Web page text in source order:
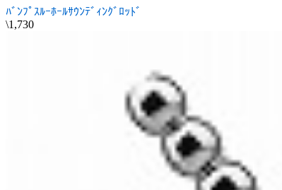
ﾊﾞﾝﾌﾟｽﾙｰﾎｰﾙｻｳﾝﾃﾞｨﾝｸﾞﾛｯﾄﾞ
\1,730